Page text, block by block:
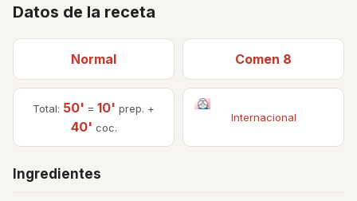
Datos de la receta
Normal Comen 8
Total: 50' = 10' prep. +
40' coc.
Internacional
Ingredientes